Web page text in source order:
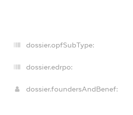
dossier.opfSubType:
dossier.edrpo:
dossier.foundersAndBenef: